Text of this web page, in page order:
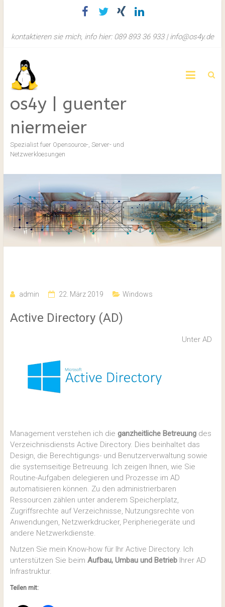
kontaktieren sie mich, info hier: 089 893 36 933 | info@os4y.de
os4y | guenter
niermeier
Spezialist fuer Opensource-, Server- und
Netzwerkloesungen
admin 22. März 2019 Windows
Active Directory (AD)
Unter AD
Management verstehen ich die ganzheitliche Betreuungdes
Verzeichnisdiensts Active Directory. Dies beinhaltet das
Design, die Berechtigungs- und Benutzerverwaltung sowie
die systemseitige Betreuung. Ich zeigen Ihnen, wie Sie
Routine-Aufgaben delegieren und Prozesse im AD
automatisieren können. Zu den administrierbaren
Ressourcen zählen unter anderem Speicherplatz,
Zugriffsrechte auf Verzeichnisse, Nutzungsrechte von
Anwendungen, Netzwerkdrucker, Peripheriegeräte und
andere Netzwerkdienste.
Nutzen Sie mein Know-how für Ihr Active Directory. Ich
unterstützen Sie beim Aufbau, Umbau und BetriebIhrer AD
Infrastruktur.
Teilen mit: